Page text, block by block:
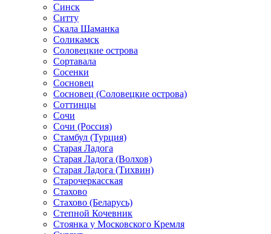
Синск
Ситту
Скала Шаманка
Соликамск
Соловецкие острова
Сортавала
Сосенки
Сосновец
Сосновец (Соловецкие острова)
Соттинцы
Сочи
Сочи (Россия)
Стамбул (Турция)
Старая Ладога
Старая Ладога (Волхов)
Старая Ладога (Тихвин)
Старочеркасская
Стахово
Стахово (Беларусь)
Степной Кочевник
Стоянка у Московского Кремля